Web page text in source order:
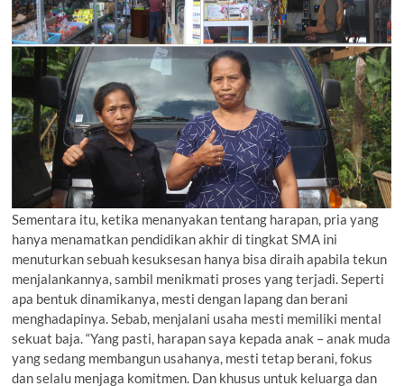
Sementara itu, ketika menanyakan tentang harapan, pria yang
hanya menamatkan pendidikan akhir di tingkat SMA ini
menuturkan sebuah kesuksesan hanya bisa diraih apabila tekun
menjalankannya, sambil menikmati proses yang terjadi. Seperti
apa bentuk dinamikanya, mesti dengan lapang dan berani
menghadapinya. Sebab, menjalani usaha mesti memiliki mental
sekuat baja. “Yang pasti, harapan saya kepada anak – anak muda
yang sedang membangun usahanya, mesti tetap berani, fokus
dan selalu menjaga komitmen. Dan khusus untuk keluarga dan